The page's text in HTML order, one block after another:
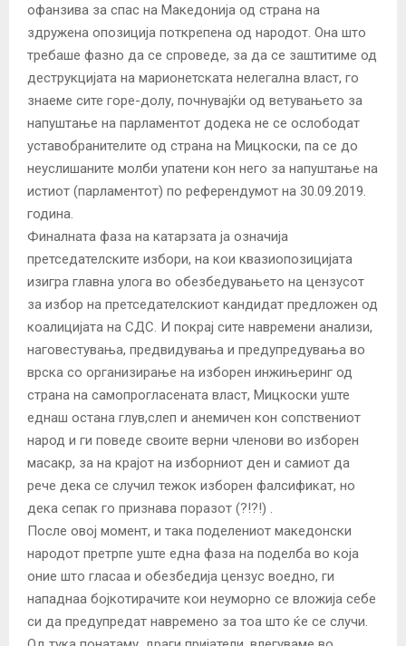
офанзива за спас на Македонија од страна на
здружена опозиција поткрепена од народот. Она што
требаше фазно да се спроведе, за да се заштитиме од
деструкцијата на марионетската нелегална власт, го
знаеме сите горе-долу, почнувајќи од ветувањето за
напуштање на парламентот додека не се ослободат
уставобранителите од страна на Мицкоски, па се до
неуслишаните молби упатени кон него за напуштање на
истиот (парламентот) по референдумот на 30.09.2019.
година.
Финалната фаза на катарзата ја означија
претседателските избори, на кои квазиопозицијата
изигра главна улога во обезбедувањето на цензусот
за избор на претседателскиот кандидат предложен од
коалицијата на СДС. И покрај сите навремени анализи,
наговестувања, предвидувања и предупредувања во
врска со организирање на изборен инжињеринг од
страна на самопрогласената власт, Мицкоски уште
еднаш остана глув,слеп и анемичен кон сопствениот
народ и ги поведе своите верни членови во изборен
масакр, за на крајот на изборниот ден и самиот да
рече дека се случил тежок изборен фалсификат, но
дека сепак го признава поразот (?!?!) .
После овој момент, и така поделениот македонски
народот претрпе уште една фаза на поделба во која
оние што гласаа и обезбедија цензус воедно, ги
нападнаа бојкотирачите кои неуморно се вложија себе
си да предупредат навремено за тоа што ќе се случи.